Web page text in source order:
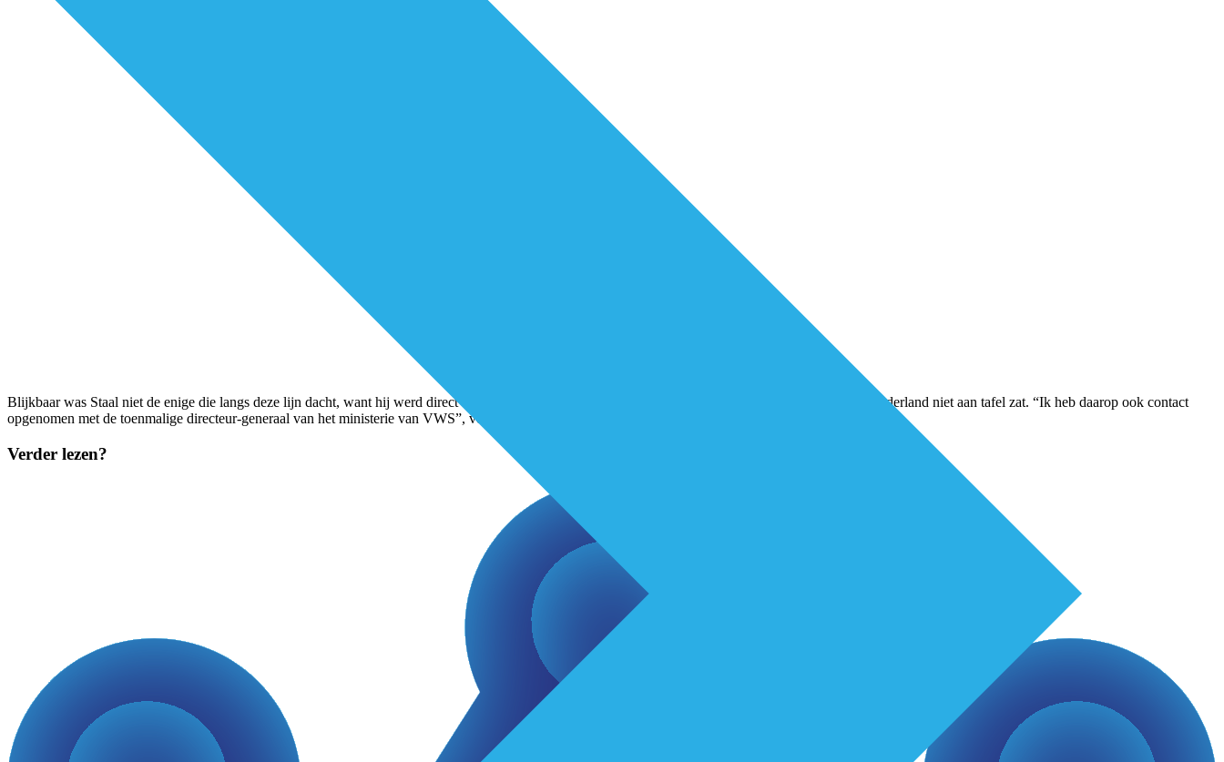
Blijkbaar was Staal niet de enige die langs deze lijn dacht, want hij werd direct benaderd door enkele zorgpartijen met de vraag waarom Sociaal Werk Nederland niet aan tafel zat. “Ik heb daarop ook contact
opgenomen met de toenmalige directeur-generaal van het ministerie van VWS”, vertelt hij. “Het antwoord luidde
Verder lezen?